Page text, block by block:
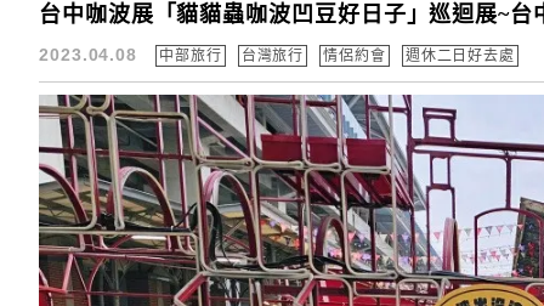
台中咖波展「貓貓蟲咖波凹豆好日子」巡迴展~台
2023.04.08 中部旅行 台灣旅行 情侶約會 週休二日好去處